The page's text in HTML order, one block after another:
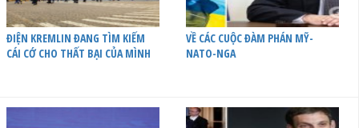
ĐIỆN KREMLIN ĐANG TÌM KIẾM
CÁI CỚ CHO THẤT BẠI CỦA MÌNH
VỀ CÁC CUỘC ĐÀM PHÁN MỸ-
NATO-NGA